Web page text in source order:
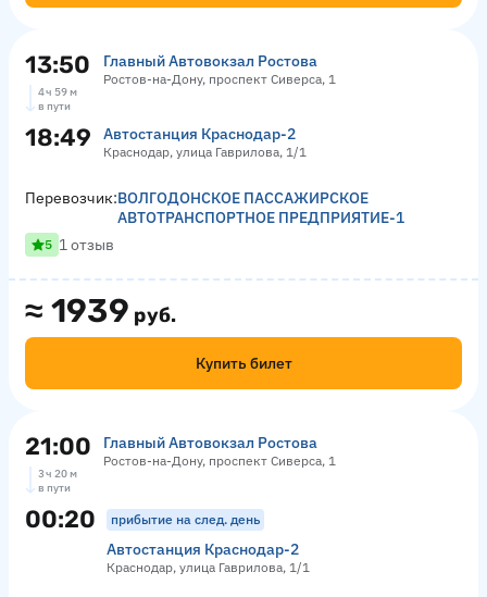
13:50 Главный Автовокзал Ростова
Ростов-на-Дону, проспект Сиверса, 1
4 ч 59 м
в пути
18:49 Автостанция Краснодар-2
Краснодар, улица Гаврилова, 1/1
≈ 1939 руб.
Купить билет
Перевозчик:ВОЛГОДОНСКОЕ ПАССАЖИРСКОЕ
АВТОТРАНСПОРТНОЕ ПРЕДПРИЯТИЕ-1
5 1 отзыв
21:00 Главный Автовокзал Ростова
Ростов-на-Дону, проспект Сиверса, 1
3 ч 20 м
в пути
00:20 прибытие на след. день
Автостанция Краснодар-2
Краснодар, улица Гаврилова, 1/1